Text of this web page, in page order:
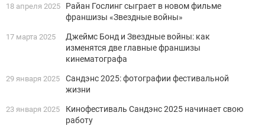
18 апреля 2025
Райан Гослинг сыграет в новом фильме
франшизы «Звездные войны»
17 марта 2025
Джеймс Бонд и Звездные войны: как
изменятся две главные франшизы
кинематографа
29 января 2025
Сандэнс 2025: фотографии фестивальной
жизни
23 января 2025
Кинофестиваль Сандэнс 2025 начинает свою
работу